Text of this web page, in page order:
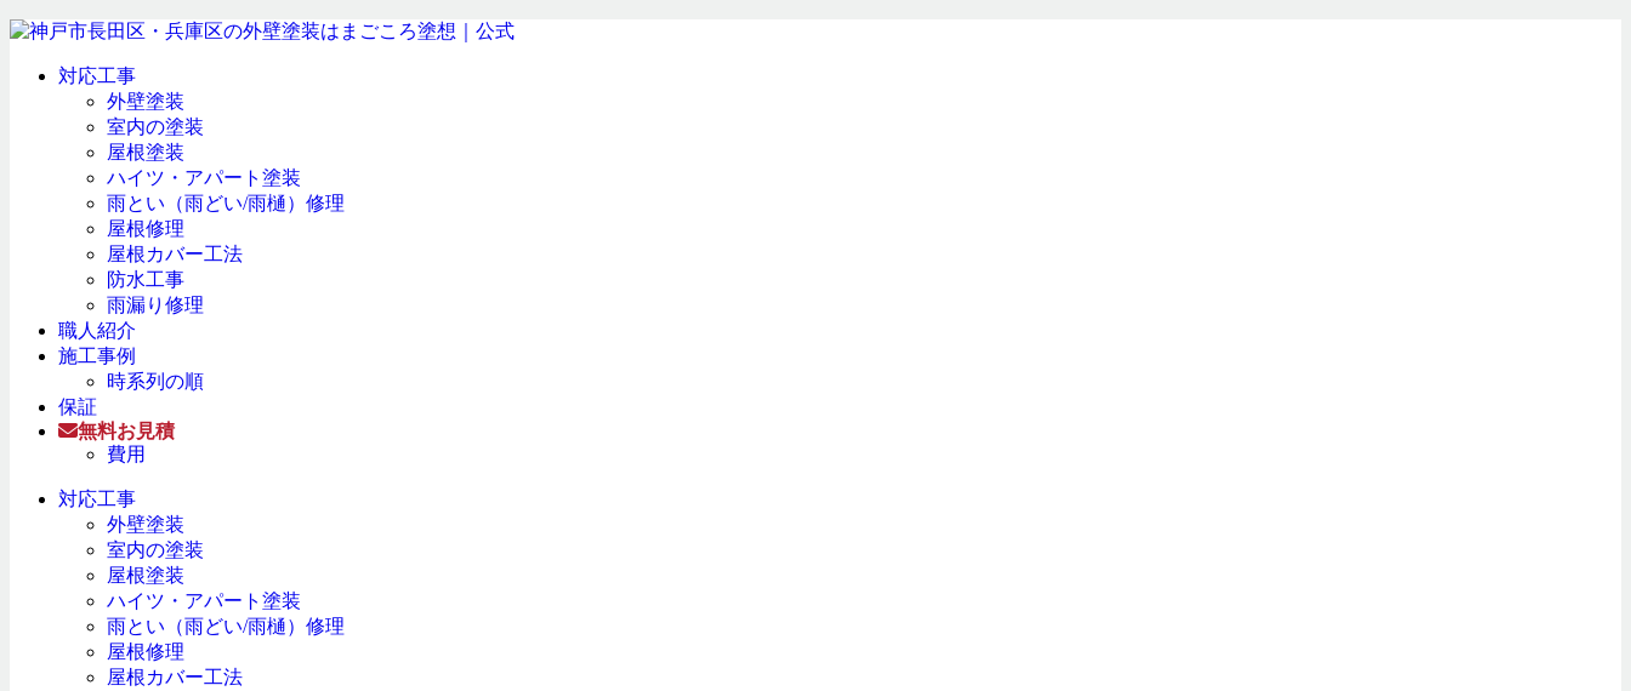
対応工事
外壁塗装
室内の塗装
屋根塗装
ハイツ・アパート塗装
雨とい（雨どい/雨樋）修理
屋根修理
屋根カバー工法
防水工事
雨漏り修理
職人紹介
施工事例
時系列の順
保証
無料お見積
費用
対応工事
外壁塗装
室内の塗装
屋根塗装
ハイツ・アパート塗装
雨とい（雨どい/雨樋）修理
屋根修理
屋根カバー工法